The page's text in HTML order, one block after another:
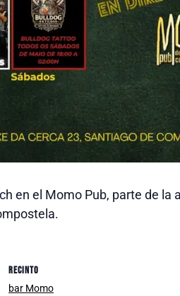
en el Momo Pub, parte de
RECINTO
bar Momo